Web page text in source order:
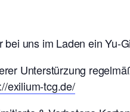
uns im Laden ein Yu-
Unterstürzung
exilium-tcg.de/